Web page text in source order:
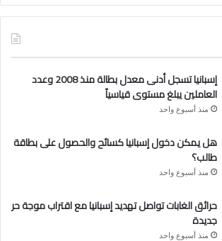
ت
ق
ر
م
إسبانيا تسجل أدنى معدل بطالة منذ 2008 وعدد
العاملين يبلغ مستوى قياسياً
منذ أسبوع واحد
هل يمكن دخول إسبانيا كسائح والحصول على بطاقة
طالب؟
منذ أسبوع واحد
حرائق الغابات تواصل تهديد إسبانيا مع اقتراب موجة حر
جديدة
منذ أسبوع واحد